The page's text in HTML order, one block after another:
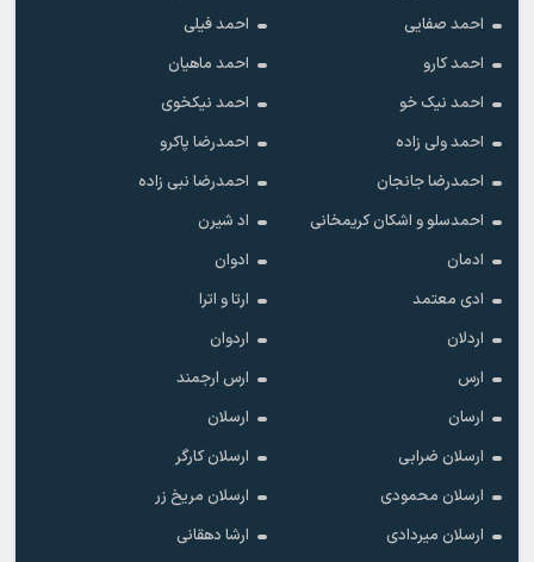
احمد صفایی
احمد فیلی
احمد کارو
احمد ماهیان
احمد نیک خو
احمد نیکخوی
احمد ولی زاده
احمدرضا پاکرو
احمدرضا جانجان
احمدرضا نبی زاده
احمدسلو و اشکان کریمخانی
اد شیرن
ادمان
ادوان
ادی معتمد
ارتا و اترا
اردلان
اردوان
ارس
ارس ارجمند
ارسان
ارسلان
ارسلان ضرابی
ارسلان کارگر
ارسلان محمودی
ارسلان مریخ زر
ارسلان میردادی
ارشا دهقانی